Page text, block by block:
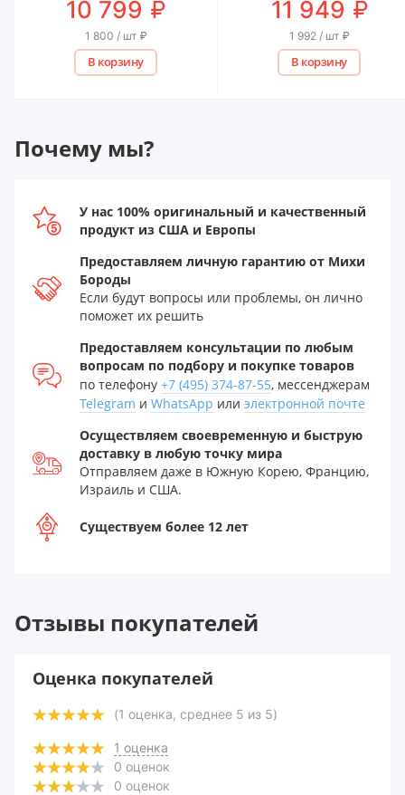
10 799 ₽
1 800 / шт ₽
В корзину
11 949 ₽
1 992 / шт ₽
В корзину
Почему мы?
У нас 100% оригинальный и качественный
продукт из США и Европы
Предоставляем личную гарантию от Михи
Бороды
Если будут вопросы или проблемы, он лично
поможет их решить
Предоставляем консультации по любым
вопросам по подбору и покупке товаров
по телефону +7 (495) 374-87-55, мессенджерам
Telegram и WhatsApp или электронной почте
Осуществляем своевременную и быструю
доставку в любую точку мира
Отправляем даже в Южную Корею, Францию,
Израиль и США.
Существуем более 12 лет
Отзывы покупателей
Оценка покупателей
(1 оценка, среднее 5 из 5)
1 оценка
0 оценок
0 оценок